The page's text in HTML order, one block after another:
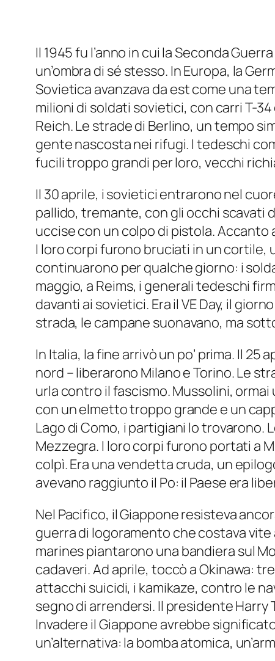
Il 1945 fu l’anno in cui la Seconda
un’ombra di sé stesso. In Europa, la
Sovietica avanzava da est come una
milioni di soldati sovietici, con carri T-
Reich. Le strade di Berlino, un tempo
gente nascosta nei rifugi. I tedeschi
fucili troppo grandi per loro, vecchi
Il 30 aprile, i sovietici entrarono nel
pallido, tremante, con gli occhi scavati
uccise con un colpo di pistola. Accanto
I loro corpi furono bruciati in un cortile,
continuarono per qualche giorno: i
maggio, a Reims, i generali tedeschi
davanti ai sovietici. Era il VE Day, il
strada, le campane suonavano, ma
In Italia, la fine arrivò un po’ prima. Il
nord – liberarono Milano e Torino. Le
urla contro il fascismo. Mussolini,
con un elmetto troppo grande e un
Lago di Como, i partigiani lo trovarono.
Mezzegra. I loro corpi furono portati a
colpì. Era una vendetta cruda, un
avevano raggiunto il Po: il Paese era
Nel Pacifico, il Giappone resisteva
guerra di logoramento che costava vite
marines piantarono una bandiera sul
cadaveri. Ad aprile, toccò a Okinawa:
attacchi suicidi, i kamikaze, contro le
segno di arrendersi. Il presidente
Invadere il Giappone avrebbe
un’alternativa: la bomba atomica,